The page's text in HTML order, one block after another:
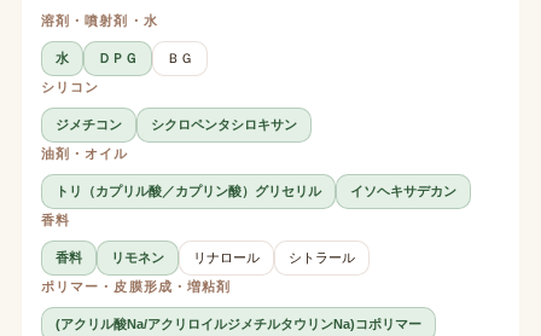
溶剤・噴射剤・水
水 ＤＰＧ
ＢＧ
シリコン
ジメチコン
シクロペンタシロキサン
油剤・オイル
トリ（カプリル酸／カプリン酸）グリセリル
イソヘキサデカン
香料
香料 リモネン リナロール
シトラール
ポリマー・皮膜形成・増粘剤
(アクリル酸Na/アクリロイルジメチルタウリンNa)コポリマー